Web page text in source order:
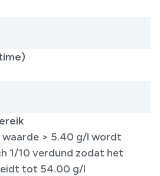
> 5.40 g/l wordt
1/10 verdund zodat het
tot 54.00 g/l